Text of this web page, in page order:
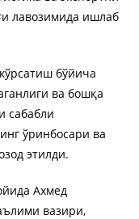
лавозимида ишлаб
бўйича
ва бошқа
сабабли
ўринбосари ва
этилди.
Ахмед
вазири,